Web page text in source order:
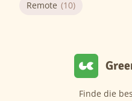
Remote (10)
Finde die